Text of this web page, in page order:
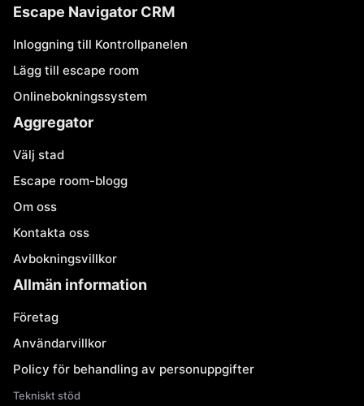
Escape Navigator CRM
Inloggning till Kontrollpanelen
Lägg till escape room
Onlinebokningssystem
Aggregator
Välj stad
Escape room-blogg
Om oss
Kontakta oss
Avbokningsvillkor
Allmän information
Företag
Användarvillkor
Policy för behandling av personuppgifter
Tekniskt stöd